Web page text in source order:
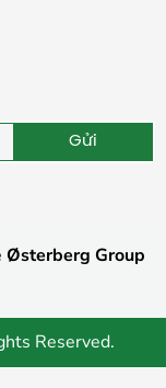
Gửi
Østerberg Group
Reserved.